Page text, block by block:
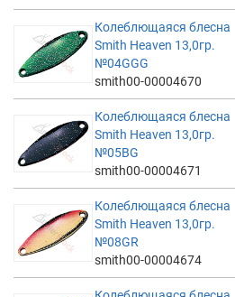
Колеблющаяся блесна
Smith Heaven 13,0гр.
№04GGG
smith00-00004670
Колеблющаяся блесна
Smith Heaven 13,0гр.
№05BG
smith00-00004671
Колеблющаяся блесна
Smith Heaven 13,0гр.
№08GR
smith00-00004674